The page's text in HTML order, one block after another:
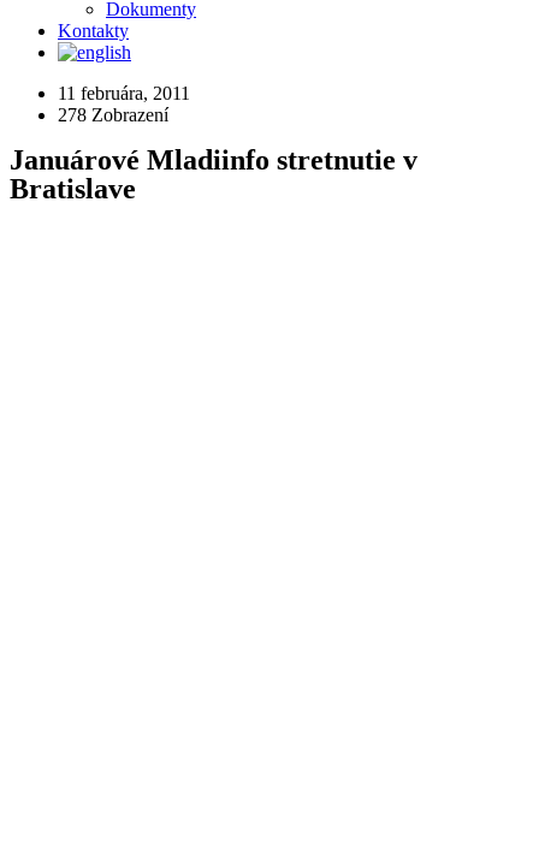
Dokumenty
Kontakty
11 februára, 2011
278 Zobrazení
Januárové Mladiinfo stretnutie v
Bratislave